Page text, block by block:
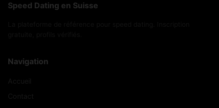
Speed Dating en Suisse
Navigation